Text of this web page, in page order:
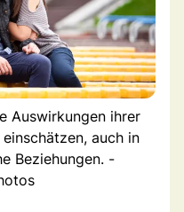
Auswirkungen ihrer
auch in
Beziehungen. -